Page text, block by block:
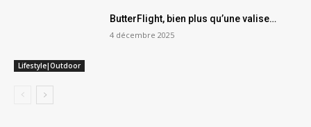
Lifestyle|Outdoor
ButterFlight, bien plus qu’une valise…
4 décembre 2025